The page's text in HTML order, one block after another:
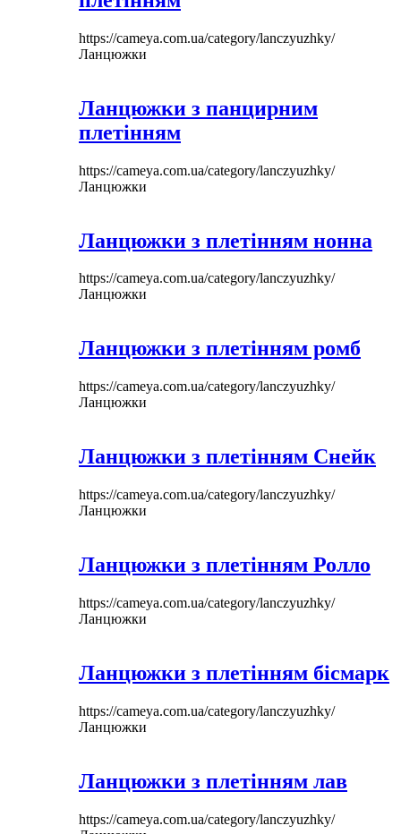
https://cameya.com.ua/category/lanczyuzhky/
Ланцюжки
Ланцюжки з панцирним
плетінням
https://cameya.com.ua/category/lanczyuzhky/
Ланцюжки
Ланцюжки з плетінням нонна
https://cameya.com.ua/category/lanczyuzhky/
Ланцюжки
Ланцюжки з плетінням ромб
https://cameya.com.ua/category/lanczyuzhky/
Ланцюжки
Ланцюжки з плетінням Снейк
https://cameya.com.ua/category/lanczyuzhky/
Ланцюжки
Ланцюжки з плетінням Ролло
https://cameya.com.ua/category/lanczyuzhky/
Ланцюжки
Ланцюжки з плетінням бісмарк
https://cameya.com.ua/category/lanczyuzhky/
Ланцюжки
Ланцюжки з плетінням лав
https://cameya.com.ua/category/lanczyuzhky/